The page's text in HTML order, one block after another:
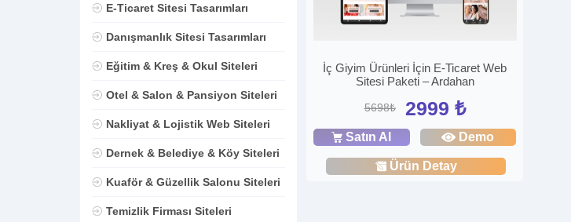
E-Ticaret Sitesi Tasarımları
Danışmanlık Sitesi Tasarımları
Eğitim & Kreş & Okul Siteleri
Otel & Salon & Pansiyon Siteleri
Nakliyat & Lojistik Web Siteleri
Dernek & Belediye & Köy Siteleri
Kuaför & Güzellik Salonu Siteleri
Temizlik Firması Siteleri
İç Giyim Ürünleri İçin E-Ticaret Web
Sitesi Paketi – Ardahan
5698₺ 2999 ₺
Satın Al Demo
Ürün Detay